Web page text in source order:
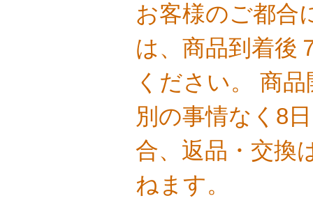
お客様のご都合
は、商品到着後
ください。 商
別の事情なく8
合、返品・交換
ねます。